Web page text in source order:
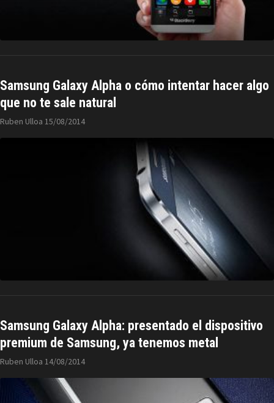
Samsung Galaxy Alpha o cómo intentar hacer algo
que no te sale natural
Ruben Ulloa 15/08/2014
Samsung Galaxy Alpha: presentado el dispositivo
premium de Samsung, ya tenemos metal
Ruben Ulloa 14/08/2014